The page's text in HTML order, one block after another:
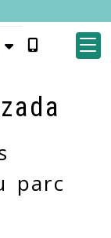
parc